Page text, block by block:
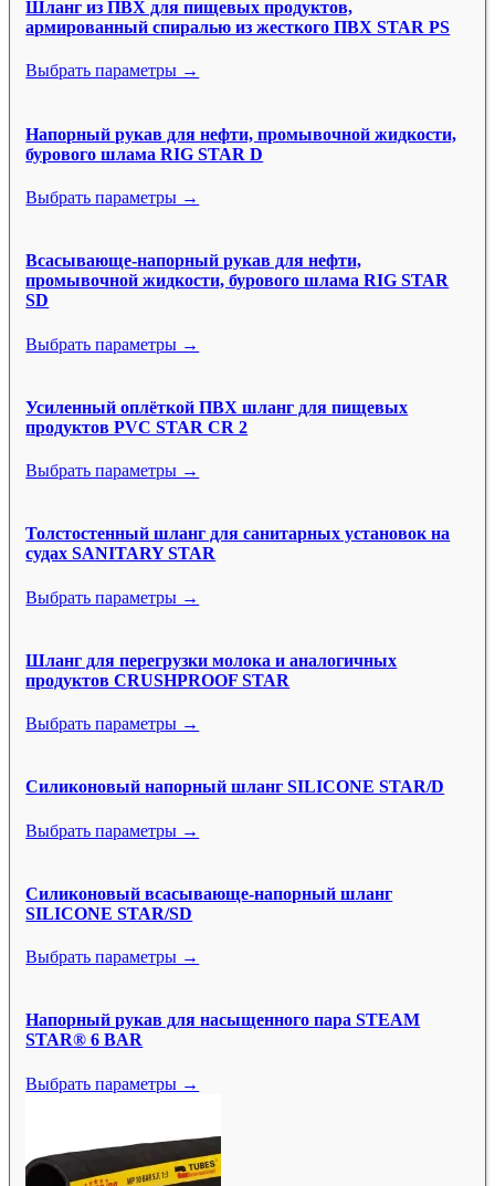
Шланг из ПВХ для пищевых продуктов,
армированный спиралью из жесткого ПВХ STAR PS
Выбрать параметры →
Напорный рукав для нефти, промывочной жидкости,
бурового шлама RIG STAR D
Выбрать параметры →
Всасывающе-напорный рукав для нефти,
промывочной жидкости, бурового шлама RIG STAR
SD
Выбрать параметры →
Усиленный оплёткой ПВХ шланг для пищевых
продуктов PVC STAR CR 2
Выбрать параметры →
Толстостенный шланг для санитарных установок на
судах SANITARY STAR
Выбрать параметры →
Шланг для перегрузки молока и аналогичных
продуктов CRUSHPROOF STAR
Выбрать параметры →
Силиконовый напорный шланг SILICONE STAR/D
Выбрать параметры →
Силиконовый всасывающе-напорный шланг
SILICONE STAR/SD
Выбрать параметры →
Напорный рукав для насыщенного пара STEAM
STAR® 6 BAR
Выбрать параметры →